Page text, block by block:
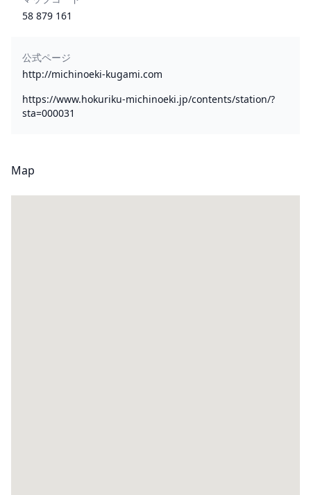
58 879 161
公式ページ
http://michinoeki-kugami.com
https://www.hokuriku-michinoeki.jp/contents/station/?
sta=000031
Map